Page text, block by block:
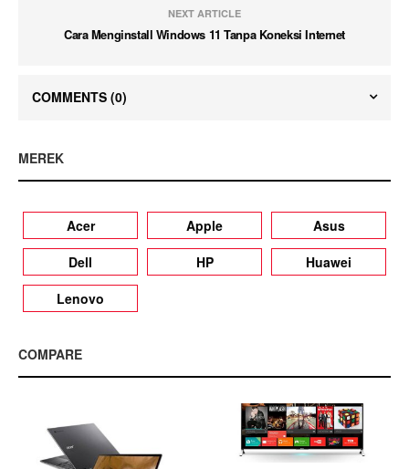
NEXT ARTICLE
Cara Menginstall Windows 11 Tanpa Koneksi Internet
COMMENTS (0)
MEREK
Acer Apple
Asus
Dell
HP
Huawei
Lenovo
COMPARE